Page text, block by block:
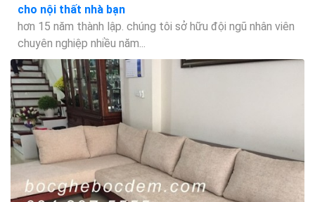
cho nội thất nhà bạn
hơn 15 năm thành lập. chúng tôi sở hữu đội ngũ nhân viên
chuyên nghiệp nhiều năm...